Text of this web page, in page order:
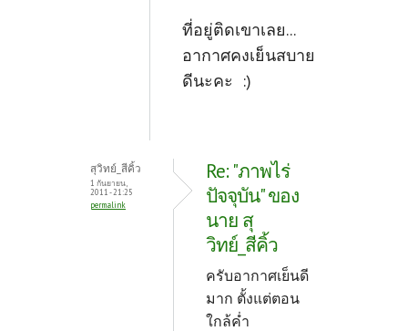
ที่อยู่ติดเขาเลย...
อากาศคงเย็นสบาย
ดีนะคะ :)
สุวิทย์_สีคิ้ว
1 กันยายน,
2011 - 21:25
permalink
Re: "ภาพไร่
ปัจจุบัน" ของ
นาย สุ
วิทย์_สีคิ้ว
ครับอากาศเย็นดี
มาก ตั้งแต่ตอน
ใกล้ค่ำ